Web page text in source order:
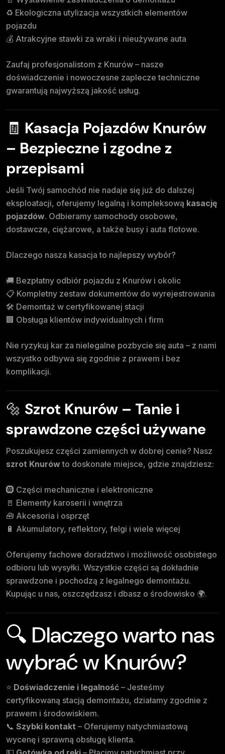
♻️ Ekologiczna utylizacja wszystkich elementów
pojazdu
💰 Atrakcyjne stawki za wraki i nieużywane auta
Zaufaj profesjonalistom z Knurów – nasze
doświadczenie i nowoczesne zaplecze techniczne
gwarantują najwyższą jakość usług.
🧾 Kasacja Pojazdów Knurów
– Bezpieczne i zgodne z
przepisami
Jeśli Twój samochód nie nadaje się już do dalszej
eksploatacji, oferujemy legalną i kompleksową kasację
pojazdów. Odbieramy samochody osobowe,
dostawcze, ciężarowe, a także busy i auta flotowe.
Dlaczego nasza kasacja to najlepszy wybór?
🚚 Bezpłatny odbiór pojazdu z Knurów i okolic
📋 Kompletny zestaw dokumentów do wyrejestrowania
🛠️ Demontaż w certyfikowanej stacji
🏢 Obsługa klientów indywidualnych i firm
Nie ryzykuj kar za nielegalne pozbycie się auta – z nami
wszystko odbywa się zgodnie z prawem i bez
komplikacji.
🔩 Szrot Knurów – Tanie i
sprawdzone części używane
Poszukujesz części zamiennych w dobrej cenie? Nasz
szrot Knurówto doskonałe miejsce, gdzie znajdziesz:
🛞 Części mechaniczne i elektroniczne
🚪 Elementy karoserii i wnętrza
🧰 Akcesoria i osprzęt
🔋 Akumulatory, reflektory, felgi i wiele więcej
Oferujemy fachowe doradztwo i możliwość osobistego
odbioru lub wysyłki. Wszystkie części są dokładnie
sprawdzone i pochodzą z legalnego demontażu.
Kupując u nas, oszczędzasz i dbasz o środowisko 🌍.
🔍 Dlaczego warto nas
wybrać w Knurów?
⭐ Doświadczenie i legalność – Jesteśmy
certyfikowaną stacją demontażu, działamy zgodnie z
prawem i środowiskiem.
📞 Szybki kontakt – Oferujemy natychmiastową
wycenę i sprawną obsługę klienta.